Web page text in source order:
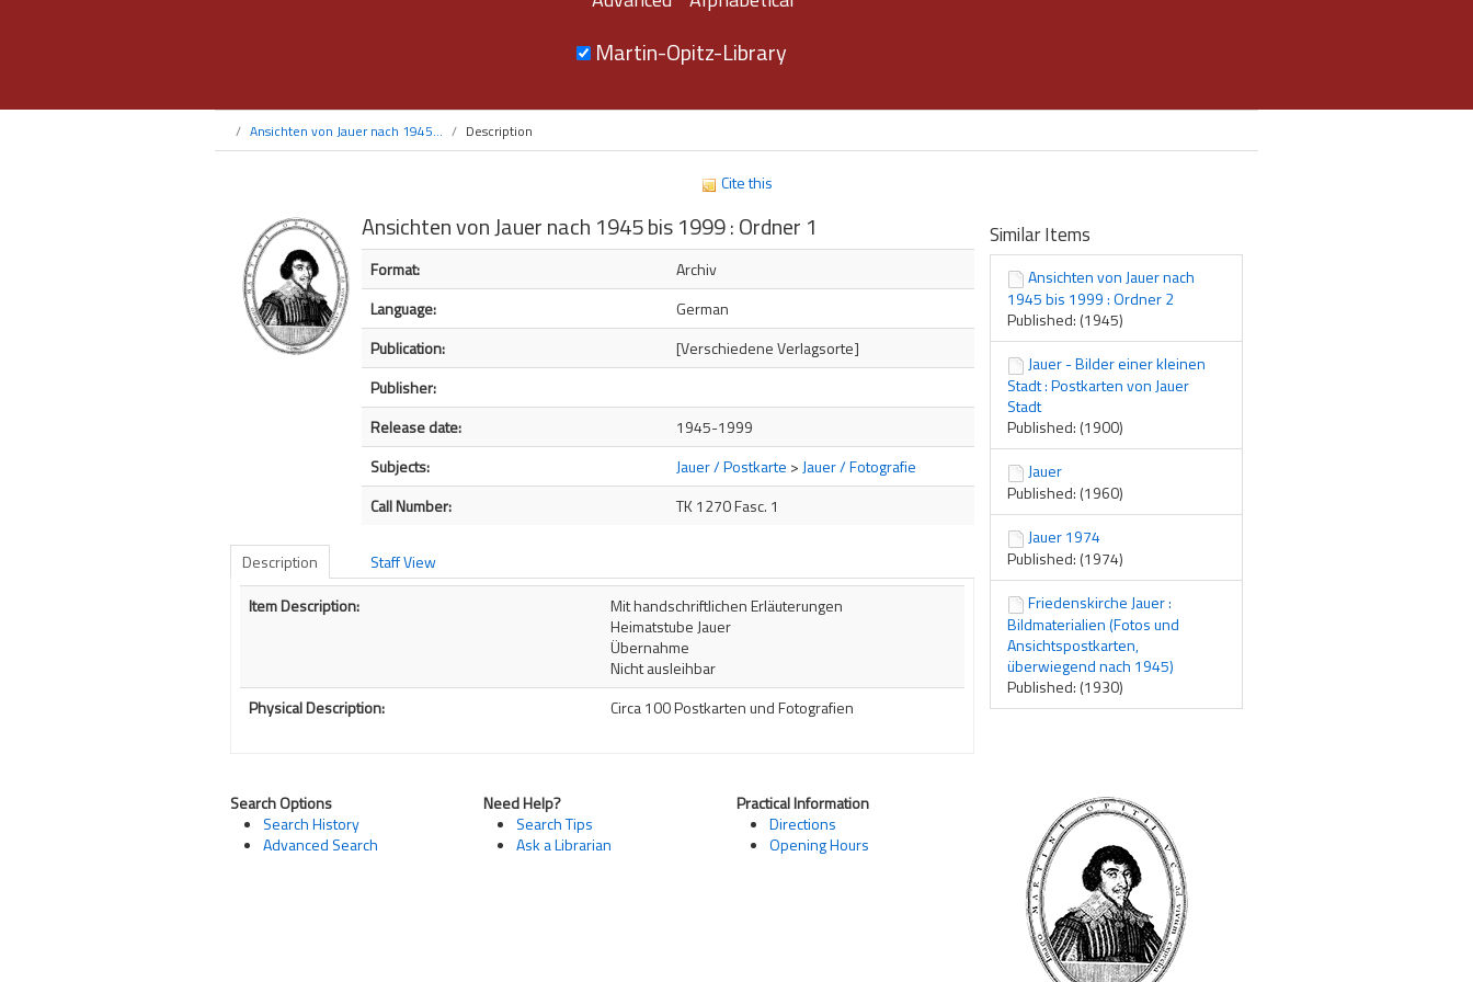
Martin-Opitz-Library
Ansichten von Jauer nach 1945... Description
Cite this
Ansichten von Jauer nach 1945 bis 1999 : Ordner 1
Bibliographic Details
Format:
Archiv
Language:
German
Publication:
[Verschiedene Verlagsorte]
Publisher:
Release date:
1945-1999
Subjects:
Jauer / Postkarte > Jauer / Fotografie
Call Number:
TK 1270 Fasc. 1
Description
Staff View
Description
Item Description:
Mit handschriftlichen Erläuterungen
Heimatstube Jauer
Übernahme
Nicht ausleihbar
Physical Description:
Circa 100 Postkarten und Fotografien
Similar Items
Ansichten von Jauer nach
1945 bis 1999 : Ordner 2
Published: (1945)
Jauer - Bilder einer kleinen
Stadt : Postkarten von Jauer
Stadt
Published: (1900)
Jauer
Published: (1960)
Jauer 1974
Published: (1974)
Friedenskirche Jauer :
Bildmaterialien (Fotos und
Ansichtspostkarten,
überwiegend nach 1945)
Published: (1930)
Search Options
Search History
Advanced Search
Need Help?
Search Tips
Ask a Librarian
Practical Information
Directions
Opening Hours